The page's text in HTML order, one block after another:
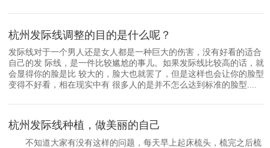
杭州发际线调整的目的是什么呢？
发际线对于一个男人还是女人都是一种巨大的伤害，没有好看的适合
自己的发 际线，是一件比较尴尬的事儿。如果发际线比较高的话，就
会显得你的脸是比 较大的，脸大也就罢了，但是这样也会让你的脸型
变得不好看，相在现实中有 很多人的是并不怎么达到标准的脸型....
杭州发际线种植，做美丽的自己
不知道大家有没有这样的问题，每天早上起床梳头，梳完之后梳